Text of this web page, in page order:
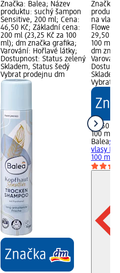
Značka: Balea; Název
produktu: suchý šampon
Sensitive, 200 ml; Cena:
46,50 Kč; Základní cena:
200 ml (23,25 Kč za 100
ml); dm značka grafika;
Varování: Hořlavé látky;
Dostupnost: Status zelený
Skladem, Status šedý
Vybrat prodejnu dm
Značka:
na
29,50
100 ml
dm
Vybrat
29,50 Kč
100 ml
Balea
vlasy
100 ml